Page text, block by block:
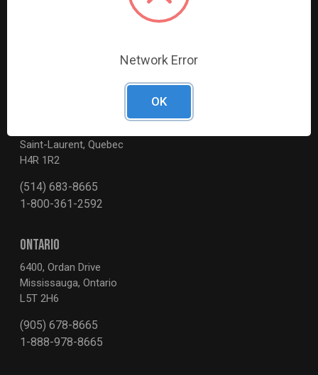
Saint-Laurent, Quebec
H4R 1R2
(514) 683-8665
1-800-361-2592
ONTARIO
6400, Ordan Drive
Mississauga, Ontario
L5T 2H6
(905) 678-8665
1-888-978-8665
BE XStream
Network Error
OK